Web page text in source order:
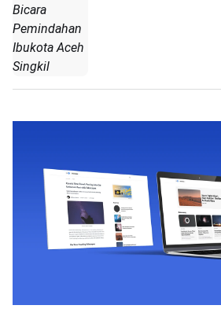
Bicara
Pemindahan
Ibukota Aceh
Singkil